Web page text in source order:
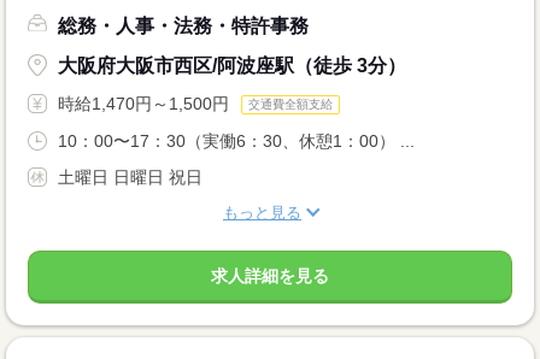
総務・人事・法務・特許事務
大阪府大阪市西区/阿波座駅（徒歩 3分）
時給1,470円～1,500円 交通費全額支給
10：00〜17：30（実働6：30、休憩1：00） ...
土曜日 日曜日 祝日
もっと見る
求人詳細を見る